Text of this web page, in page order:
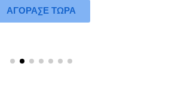
ΑΓΟΡΑΣΕ ΤΩΡΑ